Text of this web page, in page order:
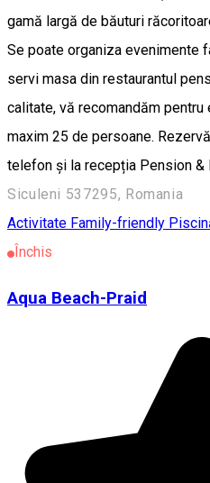
gamă largă de băuturi
Se poate organiza evenimente
servi masa din restaurantul
calitate, vă recomandăm
maxim 25 de persoane.
telefon și la recepția Pension &
Siculeni 537295, Romania
Activitate Family-friendly
Închis
Aqua Beach-Praid